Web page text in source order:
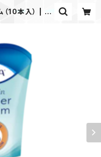
10本入） | 介